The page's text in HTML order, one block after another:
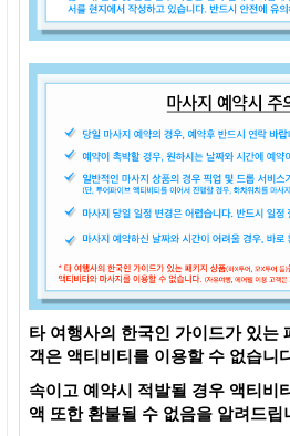
타 여행사의 한국인 가이드가 있는
객은 액티비티를 이용할 수 없습니
속이고 예약시 적발될 경우 액티비
액 또한 환불될 수 없음을 알려드립